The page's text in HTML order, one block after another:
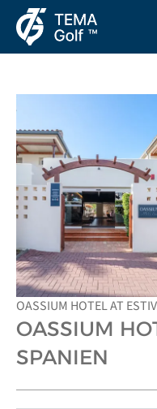
OASSIUM HOTEL AT
OASSIUM
SPANIEN